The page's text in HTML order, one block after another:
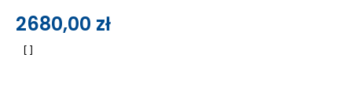
2680,00 zł